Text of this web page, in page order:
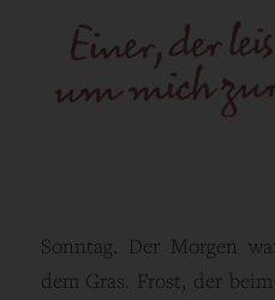
Einer, der
um mich
Sonntag. Der Morgen
dem Gras. Frost, der